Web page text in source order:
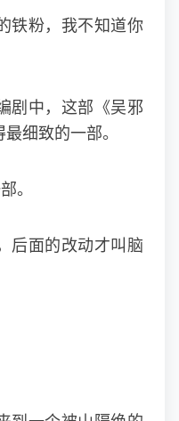
铁粉，我不知道你
剧中，这部《吴邪
细致的一部。
。
后面的改动才叫脑